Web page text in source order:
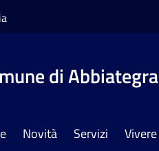
di
Novità Servizi